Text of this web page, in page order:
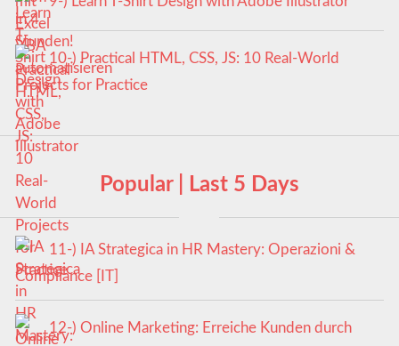
10-) Practical HTML, CSS, JS: 10 Real-World
Projects for Practice
Popular | Last 5 Days
11-) IA Strategica in HR Mastery: Operazioni &
Compliance [IT]
12-) Online Marketing: Erreiche Kunden durch